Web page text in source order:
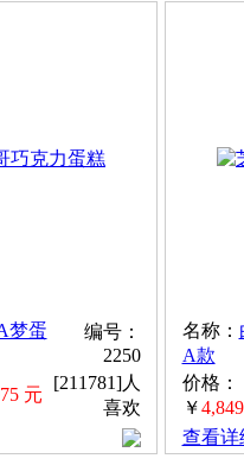
梦蛋
编号：
2250
元
[211781]人
喜欢
名称：
A款
价格：
￥
查看详